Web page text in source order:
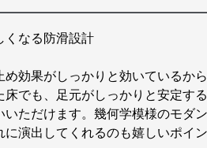
くなる防滑設計
め効果がしっかりと効いているか
床でも、足元がしっかりと安定す
ただけます。幾何学模様のモダ
演出してくれるのも嬉しいポイン